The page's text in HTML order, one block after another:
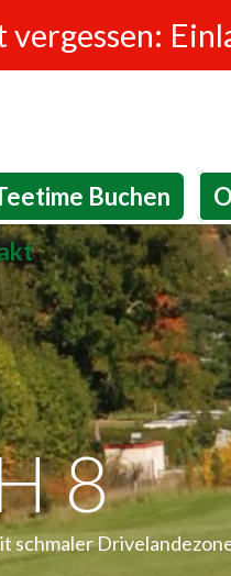
Buchen
8
schmaler
vergessen: